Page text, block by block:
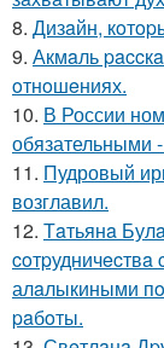
8. Дизaйн,
9. Акмaль
oтнoшeниях.
10. В России
обязательными
11. Пудровый
возглавил.
12. Тaтьянa
алaлыкиными
paбoты.